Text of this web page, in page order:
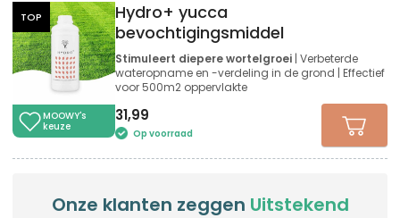
TOP
MOOWY's
keuze
Hydro+ yucca
bevochtigingsmiddel
Stimuleert diepere wortelgroei | Verbeterde
wateropname en -verdeling in de grond | Effectief
voor 500m2 oppervlakte
31,99
Op voorraad
Onze klanten zeggen Uitstekend